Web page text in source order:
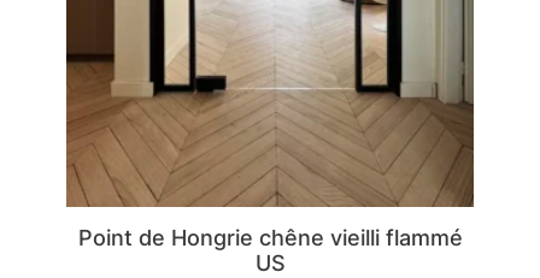
Point de Hongrie chêne vieilli flammé
US